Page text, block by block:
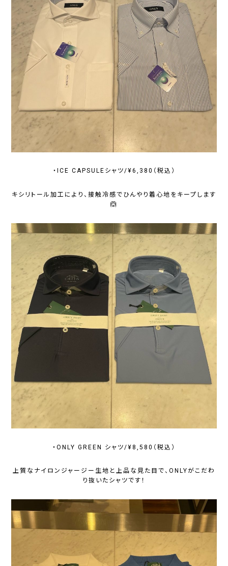
・ICE CAPSULEシャツ/¥6,380（税込）
キシリトール加工により、接触冷感でひんやり着心地をキープします
🙆
・ONLY GREEN シャツ/¥8,580（税込）
上質なナイロンジャージー生地と上品な見た目で、ONLYがこだわ
り抜いたシャツです！